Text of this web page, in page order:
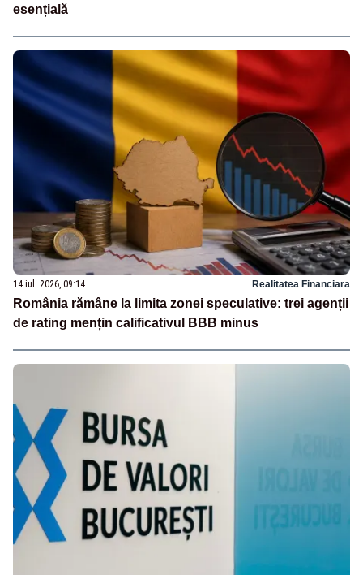
esențială
14 iul. 2026, 09:14 Realitatea Financiara
România rămâne la limita zonei speculative: trei agenții
de rating mențin calificativul BBB minus